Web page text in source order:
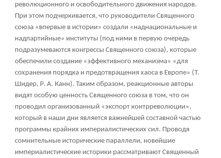
революционного и освободительного движения народов.
При этом подчеркивается, что руководители Священного
союза «впервые в истории» создали «наднациональные и
надпартийные» институты (под ними в первую очередь
подразумеваются конгрессы Священного союза), которые
обеспечили создание «эффективного механизма» «для
сохранения порядка и предотвращения хаоса в Европе» (Т.
Шидер, Р. А. Канн). Таким образом, реакционные авторы
видят особую ценность Священного союза в том, что он
проводил организованный «экспорт контрреволюции»,
который в наши дни является важнейшей составной частью
программы крайних империалистических сил. Проводя
сомнительные исторические параллели, новейшие
империалистические историки рассматривают Священный